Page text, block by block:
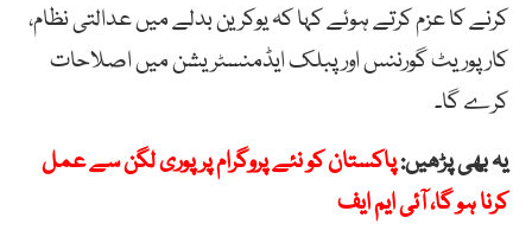
کرنے کا عزم کرتے ہوئے کہا کہ یوکرین بدلے میں عدالتی نظام،
کارپوریٹ گورننس اور پبلک ایڈمنسٹریشن میں اصلاحات
کرے گا۔
یہ بھی پڑھیں:پاکستان کو نئے پروگرام پر پوری لگن سے عمل
کرنا ہو گا، آئی ایم ایف